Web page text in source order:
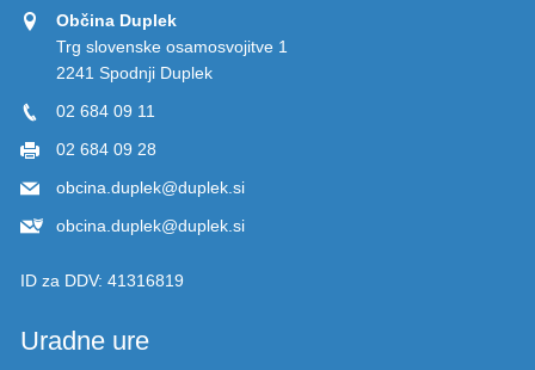
Občina Duplek
Trg slovenske osamosvojitve 1
2241 Spodnji Duplek
02 684 09 11
02 684 09 28
obcina.duplek@duplek.si
obcina.duplek@duplek.si
ID za DDV: 41316819
Uradne ure